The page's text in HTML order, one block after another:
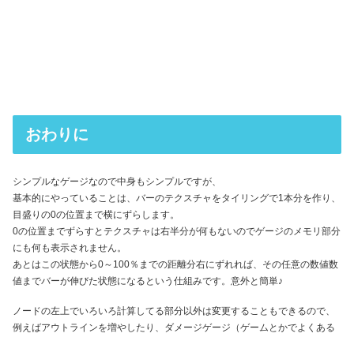
おわりに
シンプルなゲージなので中身もシンプルですが、
基本的にやっていることは、バーのテクスチャをタイリングで1本分を作り、
目盛りの0の位置まで横にずらします。
0の位置までずらすとテクスチャは右半分が何もないのでゲージのメモリ部分
にも何も表示されません。
あとはこの状態から0～100％までの距離分右にずれれば、その任意の数値数
値までバーが伸びた状態になるという仕組みです。意外と簡単♪
ノードの左上でいろいろ計算してる部分以外は変更することもできるので、
例えばアウトラインを増やしたり、ダメージゲージ（ゲームとかでよくある